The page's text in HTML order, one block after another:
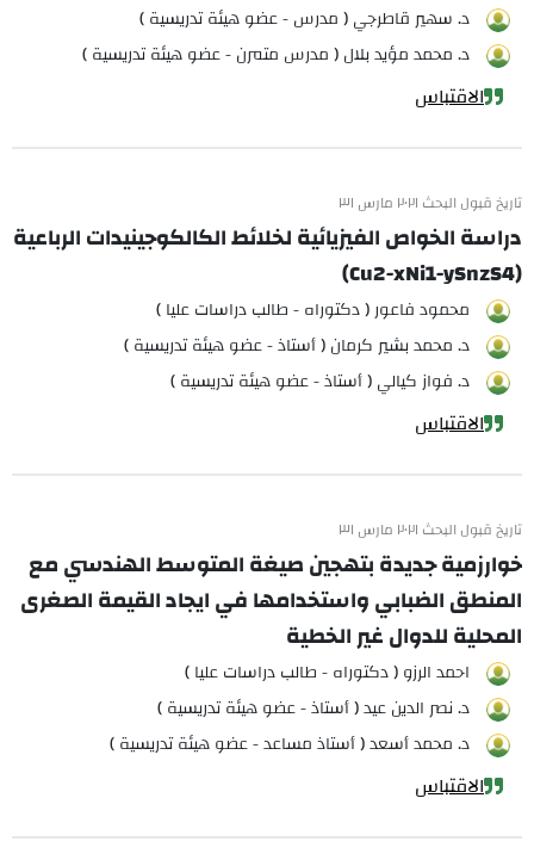
د. سهير قاطرجي ( مدرس - عضو هيئة تدريسية )
د. محمد مؤيد بلال ( مدرس متمرن - عضو هيئة تدريسية )
الاقتباس
تاريخ قبول البحث ٢٠٢١ مارس ٣١
دراسة الخواص الفيزيائية لخلائط الكالكوجينيدات الرباعية
(Cu2-xNi1-ySnzS4)
محمود فاعور ( دكتوراه - طالب دراسات عليا )
د. محمد بشير كرمان ( أستاذ - عضو هيئة تدريسية )
د. فواز كيالي ( أستاذ - عضو هيئة تدريسية )
الاقتباس
تاريخ قبول البحث ٢٠٢١ مارس ٣١
خوارزمية جديدة بتهجين صيغة المتوسط الهندسي مع
المنطق الضبابي واستخدامها في ايجاد القيمة الصغرى
المحلية للدوال غير الخطية
احمد الرزو ( دكتوراه - طالب دراسات عليا )
د. نصر الدين عيد ( أستاذ - عضو هيئة تدريسية )
د. محمد أسعد ( أستاذ مساعد - عضو هيئة تدريسية )
الاقتباس